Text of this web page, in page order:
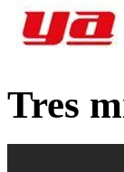
Tres